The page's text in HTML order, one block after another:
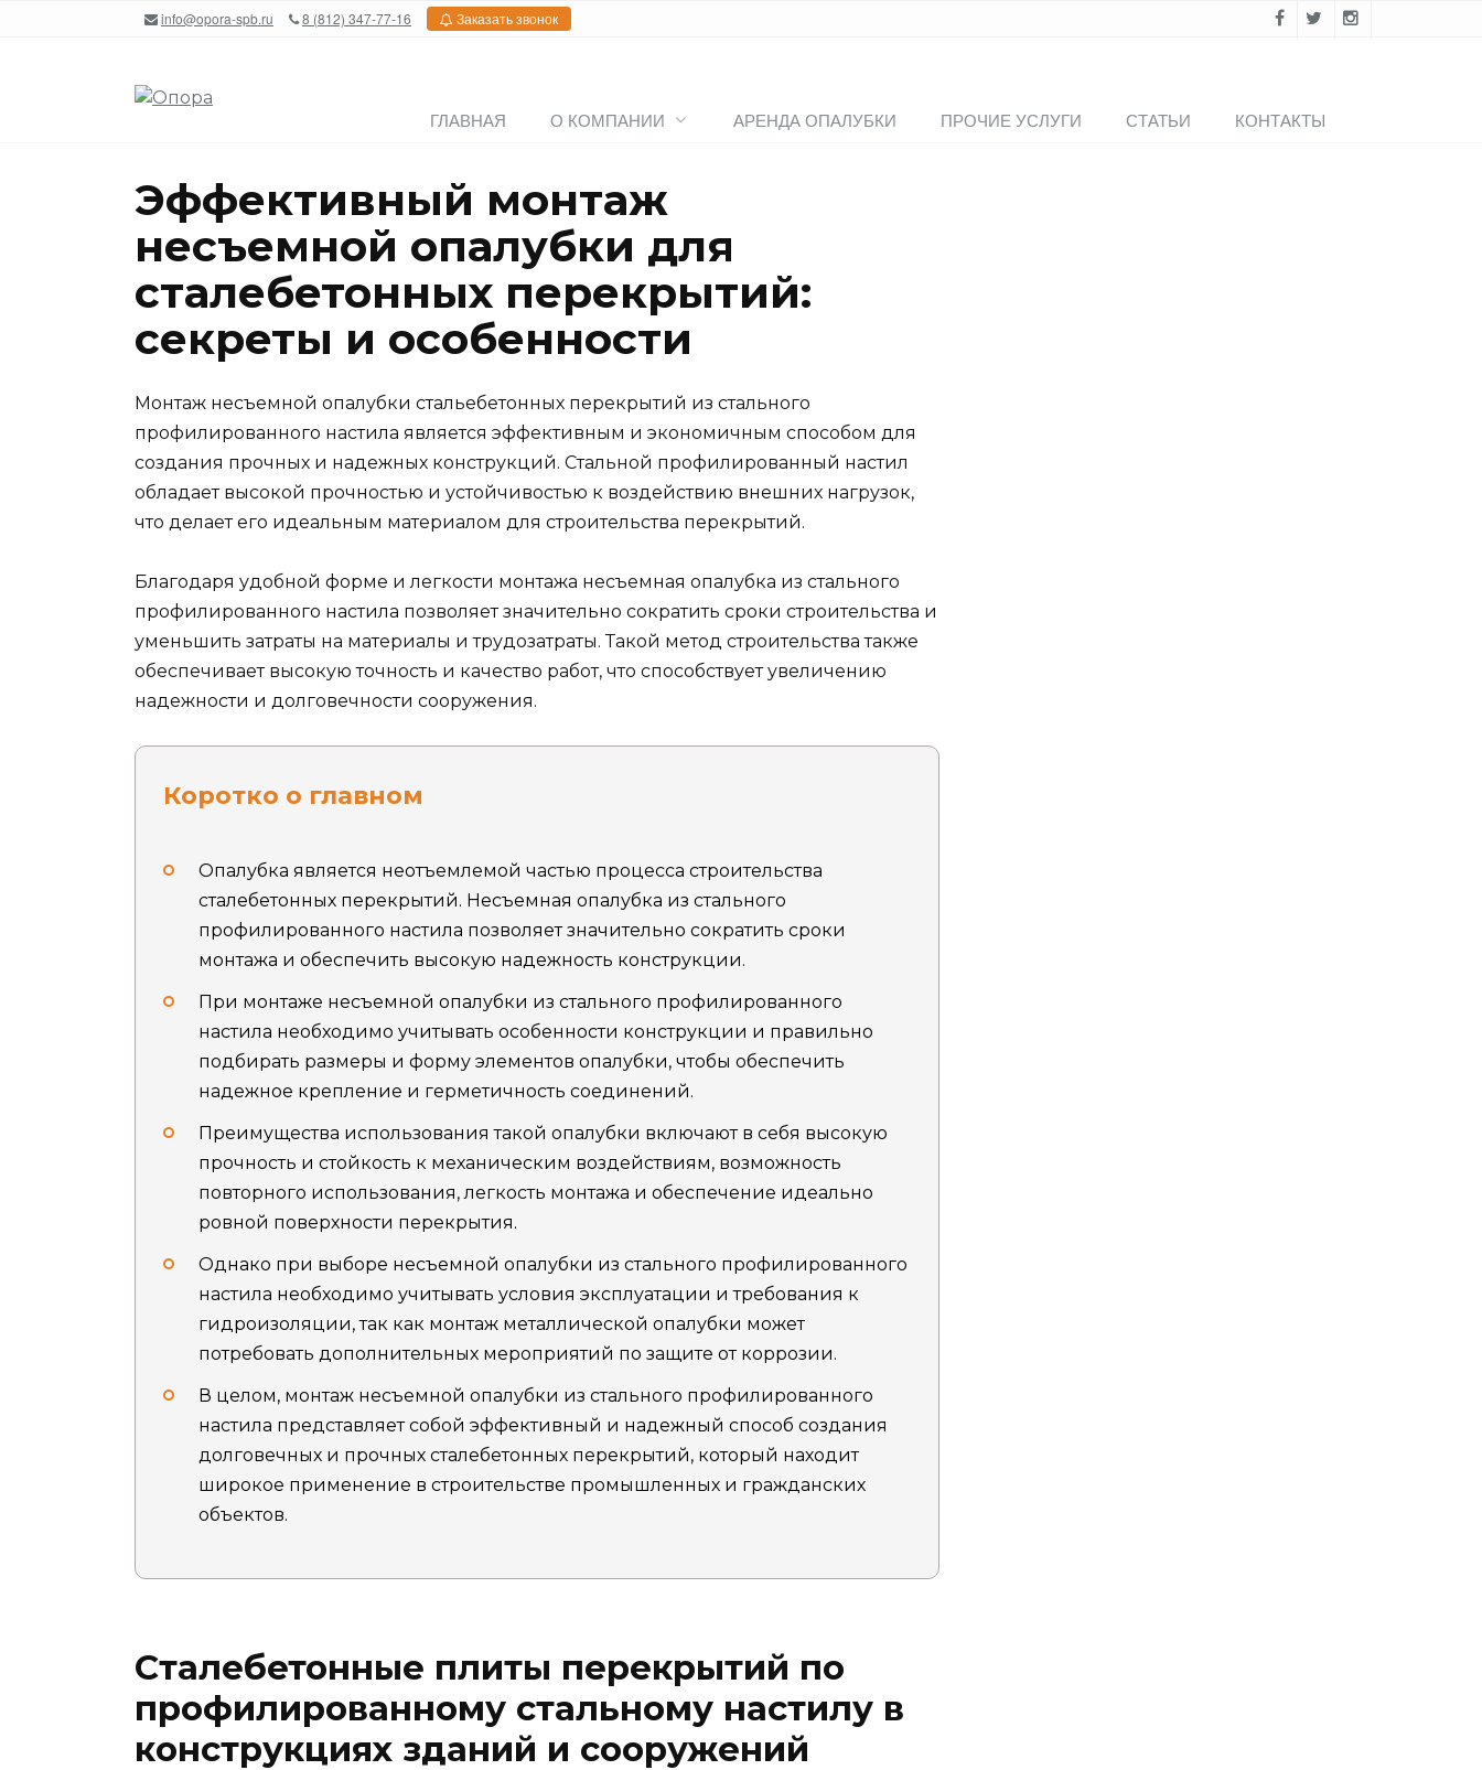
info@opora-spb.ru 8 (812) 347-77-16 Заказать звонок
ГЛАВНАЯ О КОМПАНИИ АРЕНДА ОПАЛУБКИ ПРОЧИЕ УСЛУГИ СТАТЬИ КОНТАКТЫ
Эффективный монтаж
несъемной опалубки для
сталебетонных перекрытий:
секреты и особенности
Монтаж несъемной опалубки стальебетонных перекрытий из стального
профилированного настила является эффективным и экономичным способом для
создания прочных и надежных конструкций. Стальной профилированный настил
обладает высокой прочностью и устойчивостью к воздействию внешних нагрузок,
что делает его идеальным материалом для строительства перекрытий.
Благодаря удобной форме и легкости монтажа несъемная опалубка из стального
профилированного настила позволяет значительно сократить сроки строительства и
уменьшить затраты на материалы и трудозатраты. Такой метод строительства также
обеспечивает высокую точность и качество работ, что способствует увеличению
надежности и долговечности сооружения.
Коротко о главном
Опалубка является неотъемлемой частью процесса строительства
сталебетонных перекрытий. Несъемная опалубка из стального
профилированного настила позволяет значительно сократить сроки
монтажа и обеспечить высокую надежность конструкции.
При монтаже несъемной опалубки из стального профилированного
настила необходимо учитывать особенности конструкции и правильно
подбирать размеры и форму элементов опалубки, чтобы обеспечить
надежное крепление и герметичность соединений.
Преимущества использования такой опалубки включают в себя высокую
прочность и стойкость к механическим воздействиям, возможность
повторного использования, легкость монтажа и обеспечение идеально
ровной поверхности перекрытия.
Однако при выборе несъемной опалубки из стального профилированного
настила необходимо учитывать условия эксплуатации и требования к
гидроизоляции, так как монтаж металлической опалубки может
потребовать дополнительных мероприятий по защите от коррозии.
В целом, монтаж несъемной опалубки из стального профилированного
настила представляет собой эффективный и надежный способ создания
долговечных и прочных сталебетонных перекрытий, который находит
широкое применение в строительстве промышленных и гражданских
объектов.
Сталебетонные плиты перекрытий по
профилированному стальному настилу в
конструкциях зданий и сооружений